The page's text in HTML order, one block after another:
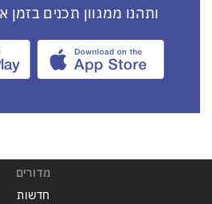
ותהנו ממגוון תכנים
מדורים
חדשות